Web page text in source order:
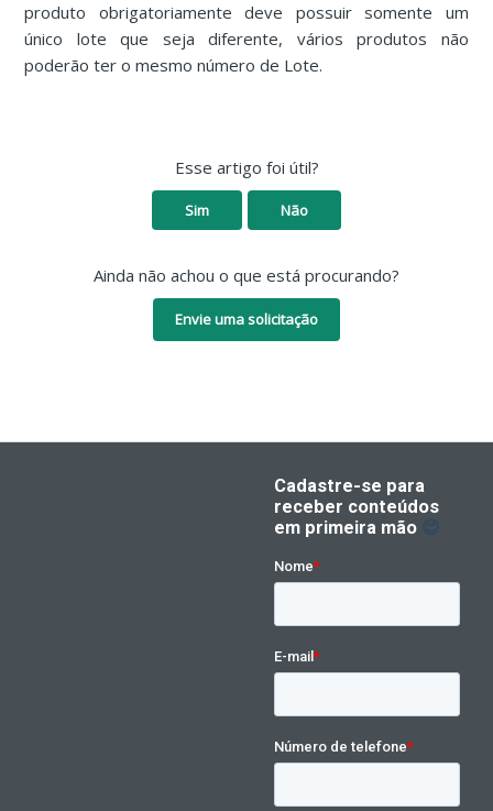
produto obrigatoriamente deve possuir somente um
único lote que seja diferente, vários produtos não
poderão ter o mesmo número de Lote.
Esse artigo foi útil?
Sim Não
Ainda não achou o que está procurando?
Envie uma solicitação